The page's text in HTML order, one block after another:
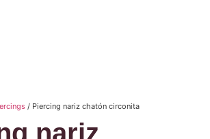
/ Piercing nariz chatón circonita
nariz